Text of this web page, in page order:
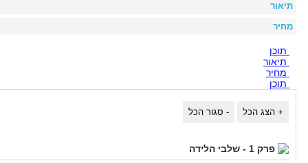
תיאור
מחיר
תוכן
תיאור
מחיר
תוכן
פרק 1 - שלבי הלידה